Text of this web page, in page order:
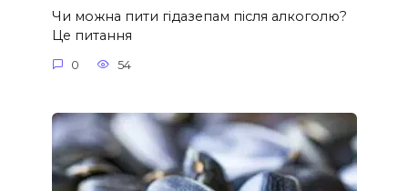
Чи можна пити гідазепам після алкоголю?
Це питання
0 54